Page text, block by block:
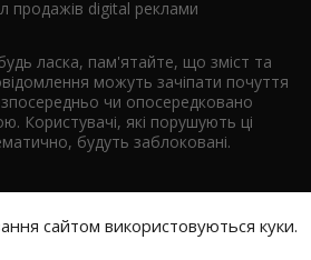
продажів digital реклами
ласка, пам'ятайте, що зміст та
можуть зачіпати почуття
чи опосередковано
Користувачі, які порушують ці
будуть заблоковані.
сайтом використовуються куки.